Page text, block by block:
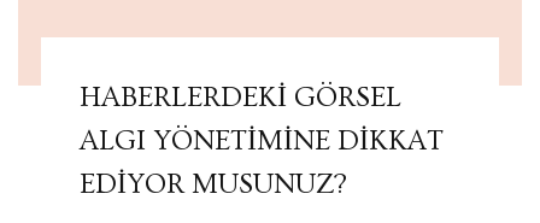
HABERLERDEKİ GÖRSEL
ALGI YÖNETİMİNE DİKKAT
EDİYOR MUSUNUZ?